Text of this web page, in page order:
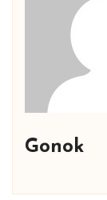
Gonok